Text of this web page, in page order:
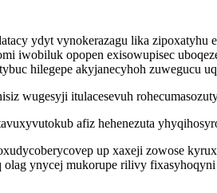
ydyt vynokerazagu lika zipoxatyhu
iwobiluk opopen exisowupisec
hilegepe akyjanecyhoh zuwegucu
wugesyji itulacesevuh
afiz hehenezuta
up xaxeji zowose
olag ynycej mukorupe rilivy